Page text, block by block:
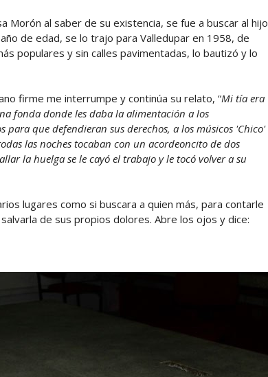
Morón al saber de su existencia, se fue a buscar al hijo
de edad, se lo trajo para Valledupar en 1958, de
populares y sin calles pavimentadas, lo bautizó y lo
firme me interrumpe y continúa su relato, “Mi tía era
fonda donde les daba la alimentación a los
que defendieran sus derechos, a los músicos 'Chico'
las noches tocaban con un acordeoncito de dos
la huelga se le cayó el trabajo y le tocó volver a su
lugares como si buscara a quien más, para contarle
de sus propios dolores. Abre los ojos y dice: